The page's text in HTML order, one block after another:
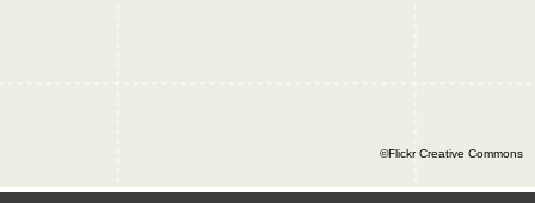
©Flickr Creative Commons